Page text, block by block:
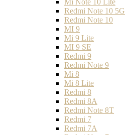
Mi Note 10 Lite
Redmi Note 10 5G
Redmi Note 10
MI 9
Mi 9 Lite
MI 9 SE
Redmi 9
Redmi Note 9
Mi 8
Mi 8 Lite
Redmi 8
Redmi 8A
Redmi Note 8T
Redmi 7
Redmi 7A